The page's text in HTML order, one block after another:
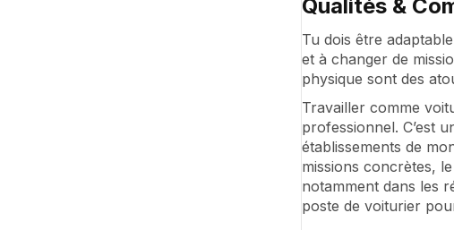
Qualités &
Tu dois être
et à changer de
physique sont des
Travailler comme
professionnel. C’est
établissements de
missions concrètes,
notamment dans les
poste de voiturier